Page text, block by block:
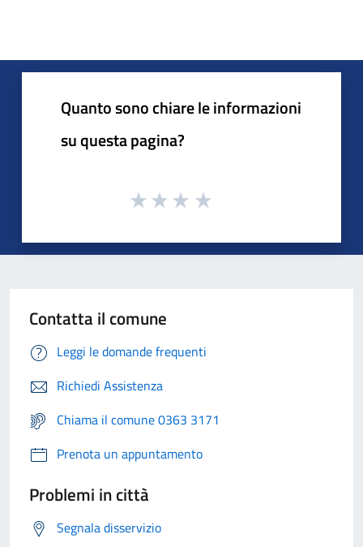
Quanto sono chiare le informazioni
su questa pagina?
Contatta il comune
Leggi le domande frequenti
Richiedi Assistenza
Chiama il comune 0363 3171
Prenota un appuntamento
Problemi in città
Segnala disservizio